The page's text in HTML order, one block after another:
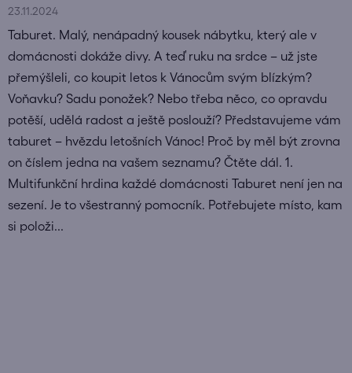
23.11.2024
Taburet. Malý, nenápadný kousek nábytku, který ale v
domácnosti dokáže divy. A teď ruku na srdce – už jste
přemýšleli, co koupit letos k Vánocům svým blízkým?
Voňavku? Sadu ponožek? Nebo třeba něco, co opravdu
potěší, udělá radost a ještě poslouží? Představujeme vám
taburet – hvězdu letošních Vánoc! Proč by měl být zrovna
on číslem jedna na vašem seznamu? Čtěte dál. 1.
Multifunkční hrdina každé domácnosti Taburet není jen na
sezení. Je to všestranný pomocník. Potřebujete místo, kam
si položi...